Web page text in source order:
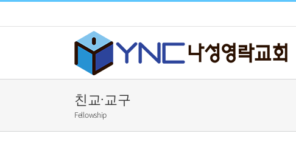
to
친교·교구
Fellowship